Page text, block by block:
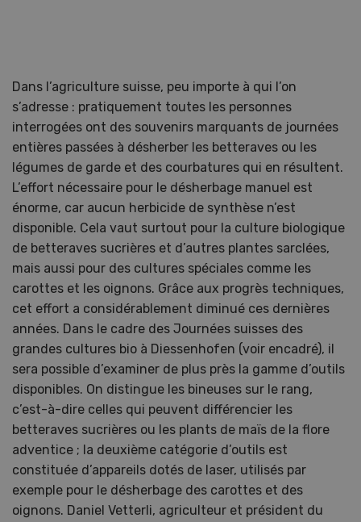
Dans l’agriculture suisse, peu importe à qui l’on
s’adresse : pratiquement toutes les personnes
interrogées ont des souvenirs marquants de journées
entières passées à désherber les betteraves ou les
légumes de garde et des courbatures qui en résultent.
L’effort nécessaire pour le désherbage manuel est
énorme, car aucun herbicide de synthèse n’est
disponible. Cela vaut surtout pour la culture biologique
de betteraves sucrières et d’autres plantes sarclées,
mais aussi pour des cultures spéciales comme les
carottes et les oignons. Grâce aux progrès techniques,
cet effort a considérablement diminué ces dernières
années. Dans le cadre des Journées suisses des
grandes cultures bio à Diessenhofen (voir encadré), il
sera possible d’examiner de plus près la gamme d’outils
disponibles. On distingue les bineuses sur le rang,
c’est-à-dire celles qui peuvent différencier les
betteraves sucrières ou les plants de maïs de la flore
adventice ; la deuxième catégorie d’outils est
constituée d’appareils dotés de laser, utilisés par
exemple pour le désherbage des carottes et des
oignons. Daniel Vetterli, agriculteur et président du